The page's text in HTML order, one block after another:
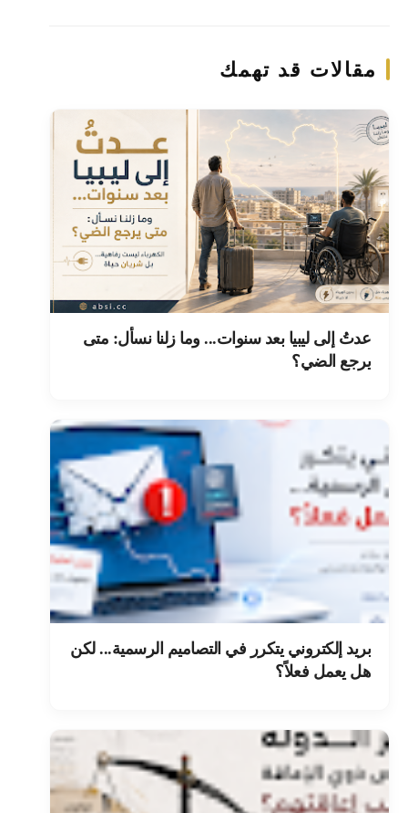
مقالات قد تهمك
عدتُ إلى ليبيا بعد سنوات... وما زلنا نسأل: متى
يرجع الضي؟
بريد إلكتروني يتكرر في التصاميم الرسمية... لكن
هل يعمل فعلاً؟